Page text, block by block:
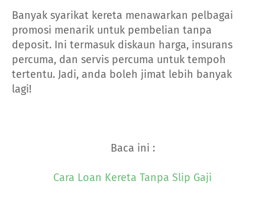
Banyak syarikat kereta menawarkan pelbagai
promosi menarik untuk pembelian tanpa
deposit. Ini termasuk diskaun harga, insurans
percuma, dan servis percuma untuk tempoh
tertentu. Jadi, anda boleh jimat lebih banyak
lagi!
Baca ini :
Cara Loan Kereta Tanpa Slip Gaji